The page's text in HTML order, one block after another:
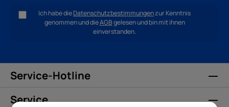
Ich habe dieDatenschutzbestimmungenzur Kenntnis
genommen und dieAGBgelesen und bin mit ihnen
einverstanden.
Service-Hotline
Service